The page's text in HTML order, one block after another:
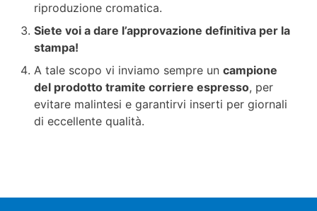
riproduzione cromatica.
Siete voi a dare l’approvazione definitiva per la
stampa!
A tale scopo vi inviamo sempre un campione
del prodotto tramite corriere espresso, per
evitare malintesi e garantirvi inserti per giornali
di eccellente qualità.